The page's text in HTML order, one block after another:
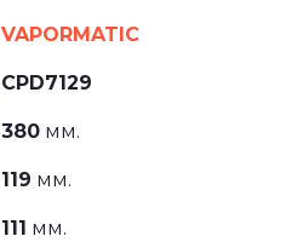
VAPORMATIC
CPD7129
380 мм.
119 мм.
111 мм.